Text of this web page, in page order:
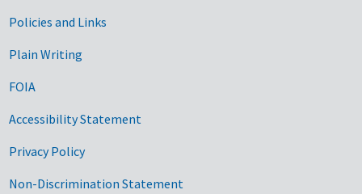
Government Links
Policies and Links
Plain Writing
FOIA
Accessibility Statement
Privacy Policy
Non-Discrimination Statement